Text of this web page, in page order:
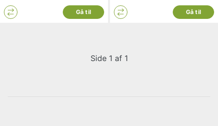
Gå til Gå til
Side 1 af 1